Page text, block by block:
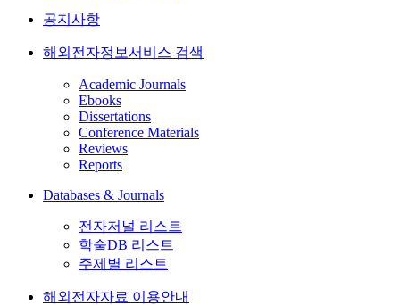
공지사항
해외전자정보서비스 검색
Academic Journals
Ebooks
Dissertations
Conference Materials
Reviews
Reports
Databases & Journals
전자저널 리스트
학술DB 리스트
주제별 리스트
해외전자자료 이용안내